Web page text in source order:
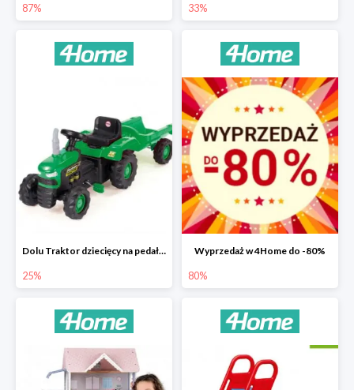
87% 33%
Dolu Traktor dziecięcy na pedały z przyczepką -25%
25%
Wyprzedaż w 4Home do -80%
80%